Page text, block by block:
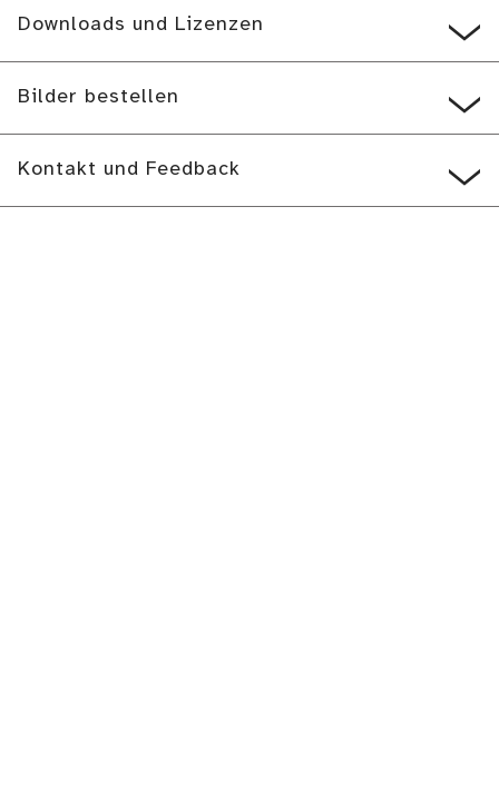
Downloads und Lizenzen
Bilder bestellen
Kontakt und Feedback